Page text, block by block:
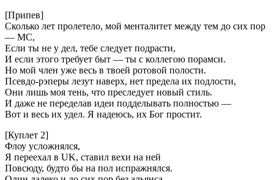
[Припев]
Сколько лет пролетело, мой менталитет между тем до сих пор
— МС,
Если ты не у дел, тебе следует подрасти,
И если этого требует быт — ты с коллегою порамси.
Но мой член уже весь в твоей ротовой полости.
Псевдо-рэперы лезут наверх, нет предела их подлости,
Они лишь моя тень, что преследует новый стиль.
И даже не переделав идеи подделывать полностью —
Вот и весь их удел. Я надеюсь, их Бог простит.
[Куплет 2]
Флоу усложнялся,
Я переехал в UK, ставил вехи на ней
Повсюду, будто бы на пол испражнялся.